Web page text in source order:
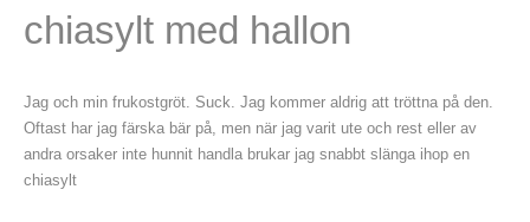
chiasylt med hallon
Jag och min frukostgröt. Suck. Jag kommer aldrig att tröttna på den.
Oftast har jag färska bär på, men när jag varit ute och rest eller av
andra orsaker inte hunnit handla brukar jag snabbt slänga ihop en
chiasylt